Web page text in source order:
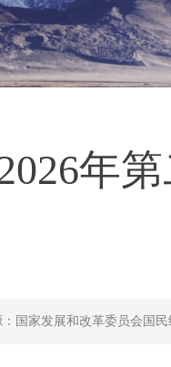
年
：国家发展和改革委员会国